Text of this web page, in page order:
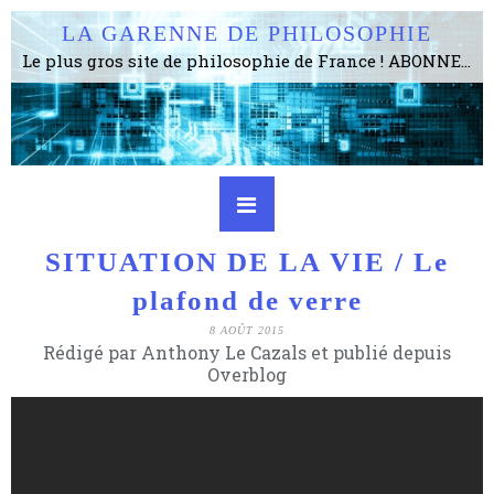
LA GARENNE DE PHILOSOPHIE
Le plus gros site de philosophie de France ! ABONNEZ-VOUS ! 4115 Articles, 1634 abonné·e·s, depuis 2006 . . . . . . . . 2 852 214 pages vues jusqu'à présent. Prestance et être apte à un plus grand nombre de choses.
SITUATION DE LA VIE / Le
plafond de verre
8 AOÛT 2015
Rédigé par Anthony Le Cazals et publié depuis
Overblog